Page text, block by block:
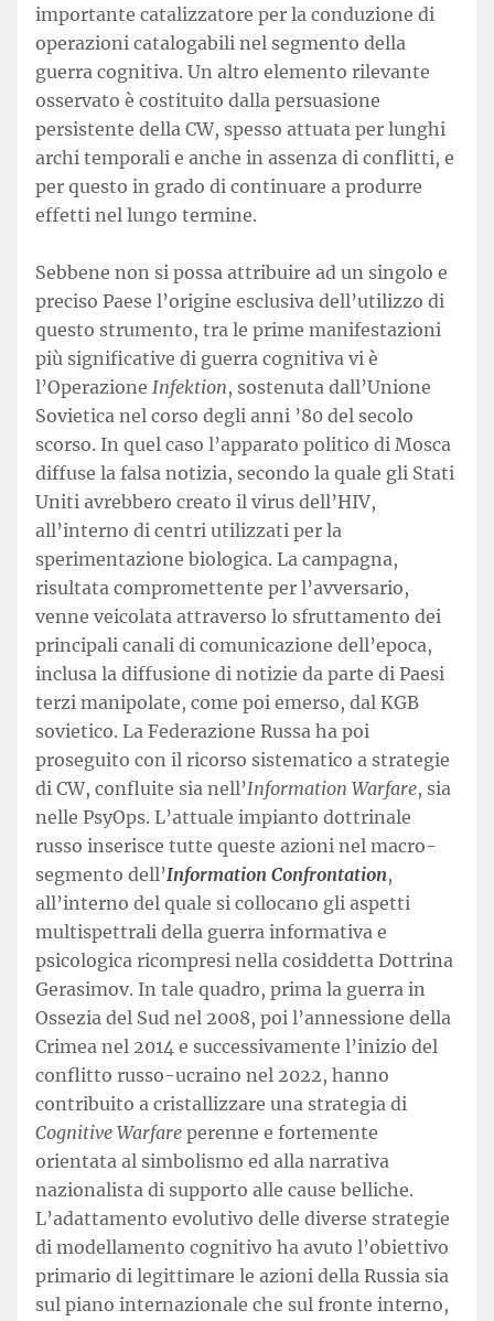
importante catalizzatore per la conduzione di
operazioni catalogabili nel segmento della
guerra cognitiva. Un altro elemento rilevante
osservato è costituito dalla persuasione
persistente della CW, spesso attuata per lunghi
archi temporali e anche in assenza di conflitti, e
per questo in grado di continuare a produrre
effetti nel lungo termine.
Sebbene non si possa attribuire ad un singolo e
preciso Paese l’origine esclusiva dell’utilizzo di
questo strumento, tra le prime manifestazioni
più significative di guerra cognitiva vi è
l’Operazione Infektion, sostenuta dall’Unione
Sovietica nel corso degli anni ’80 del secolo
scorso. In quel caso l’apparato politico di Mosca
diffuse la falsa notizia, secondo la quale gli Stati
Uniti avrebbero creato il virus dell’HIV,
all’interno di centri utilizzati per la
sperimentazione biologica. La campagna,
risultata compromettente per l’avversario,
venne veicolata attraverso lo sfruttamento dei
principali canali di comunicazione dell’epoca,
inclusa la diffusione di notizie da parte di Paesi
terzi manipolate, come poi emerso, dal KGB
sovietico. La Federazione Russa ha poi
proseguito con il ricorso sistematico a strategie
di CW, confluite sia nell’Information Warfare, sia
nelle PsyOps. L’attuale impianto dottrinale
russo inserisce tutte queste azioni nel macro-
segmento dell’Information Confrontation,
all’interno del quale si collocano gli aspetti
multispettrali della guerra informativa e
psicologica ricompresi nella cosiddetta Dottrina
Gerasimov. In tale quadro, prima la guerra in
Ossezia del Sud nel 2008, poi l’annessione della
Crimea nel 2014 e successivamente l’inizio del
conflitto russo-ucraino nel 2022, hanno
contribuito a cristallizzare una strategia di
Cognitive Warfare perenne e fortemente
orientata al simbolismo ed alla narrativa
nazionalista di supporto alle cause belliche.
L’adattamento evolutivo delle diverse strategie
di modellamento cognitivo ha avuto l’obiettivo
primario di legittimare le azioni della Russia sia
sul piano internazionale che sul fronte interno,